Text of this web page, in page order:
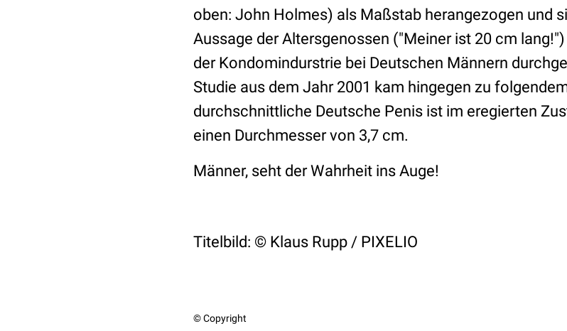
oben: John Holmes) als Maßstab herangezogen und
Aussage der Altersgenossen ("Meiner ist 20 cm
der Kondomindurstrie bei Deutschen Männern
Studie aus dem Jahr 2001 kam hingegen zu
durchschnittliche Deutsche Penis ist im eregierten
einen Durchmesser von 3,7 cm.
Männer, seht der Wahrheit ins Auge!
Titelbild: © Klaus Rupp / PIXELIO
© Copyright